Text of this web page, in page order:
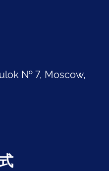
№ 7, Moscow,